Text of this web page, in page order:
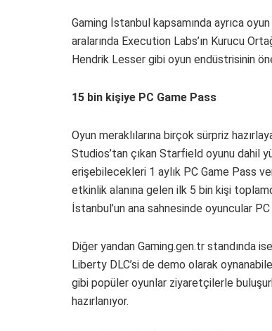
Gaming İstanbul kapsamında ayrıca
aralarında Execution Labs’ın Kurucu
Hendrik Lesser gibi oyun endüstrisinin
15 bin kişiye PC Game Pass
Oyun meraklılarına birçok sürpriz
Studios’tan çıkan Starfield oyunu dahil
erişebilecekleri 1 aylık PC Game Pass
etkinlik alanına gelen ilk 5 bin kişi
İstanbul’un ana sahnesinde oyuncular
Diğer yandan Gaming.gen.tr standında
Liberty DLC’si de demo olarak
gibi popüler oyunlar ziyaretçilerle
hazırlanıyor.